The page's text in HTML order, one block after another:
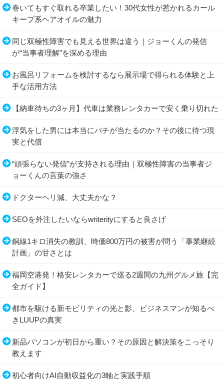
巻いてもすぐ取れる卒業したい！30代女性が惹かれるカール
キープ系ヘアオイルの魅力
同じ双極性障害でも見える世界は違う｜ジョーくんの発信
が“当事者理解”を深める理由
お風呂リフォームを検討するなら展示場で得られる体験と上
手な活用方法
【納車待ちの3ヶ月】代車は業務レンタカーで安く乗り切れた
浮気をした男には本当にバチが当たるのか？その後に待つ現
実と代償
“頑張らない発信”が支持される理由｜双極性障害の当事者ジ
ョーくんの言葉の強さ
ドクターヘリ減、大丈夫かな？
SEOを外注したいならwriterityにすると良さげ
銅線1キロ消失の教訓、時価800万円の被害が問う「事業継続
計画」の甘さとは
福岡空港発！格安レンタカーで巡る2週間の九州グルメ旅【完
全ガイド】
都市を駆ける新モビリティの光と影、ビジネスマンが知るべ
きLUUPの真実
新品パソコンが初日から重い？その原因と解決策をこっそり
教えます
初心者向けAI自動収益化の3軸と実践手順